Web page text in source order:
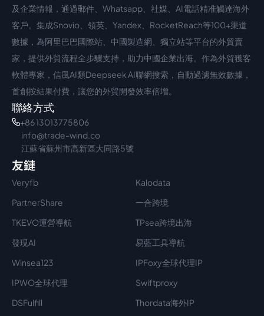
及企業情報，通過郵件、Whatsapp、社媒、AI電話精准觸達海外
客戶。集成Snovio、領英、Yandex、RocketReach等100+渠道
數據，為阿里巴巴國際站、中國製造網、獨立站等平台的外貿賣
家，提供外貿流程全步驟支持，助力中國企業出海。作為外貿獲客
軟體專家，信風AI類Deepseek AI聯網搜索，自動過濾無效數據，
首創按結果付費，讓您的外貿開發效率倍增。
聯絡方式
+86 13013775806
info@trade-wind.co
江蘇省蘇州市高新區大同路5號
友鏈
Veryfb
Kalodata
PartnerShare
一合跨境
TKEVO運營導航
TPsea跨境出海
發現AI
易藍工具導航
Winsea123
IPFoxy全球代理IP
IPWO全球代理
Swiftproxy
DSFulfill
Thordata海外IP